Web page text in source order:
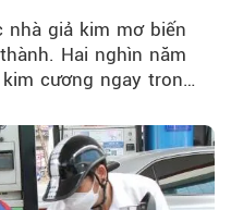
nhà giả kim mơ biến
Hai nghìn năm
cương ngay trong